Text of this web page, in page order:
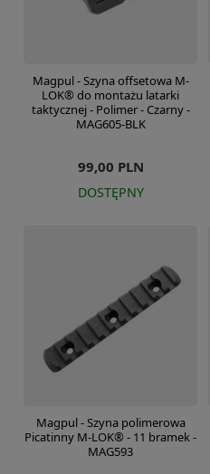
Magpul - Szyna offsetowa M-
LOK® do montażu latarki
taktycznej - Polimer - Czarny -
MAG605-BLK
99,00 PLN
DOSTĘPNY
Magpul - Szyna polimerowa
Picatinny M-LOK® - 11 bramek -
MAG593